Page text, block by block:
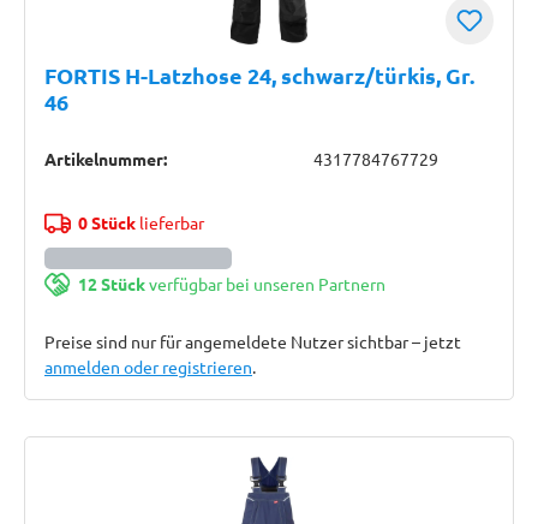
FORTIS H-Latzhose 24, schwarz/türkis, Gr.
46
Artikelnummer: 4317784767729
0 Stücklieferbar
12 Stückverfügbar bei unseren Partnern
Preise sind nur für angemeldete Nutzer sichtbar – jetzt
anmelden oder registrieren.